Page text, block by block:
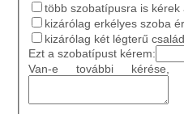
több szobatípusra is kérek
kizárólag erkélyes szoba
kizárólag két légterű
Ezt a szobatípust kérem:
Van-e további kérése,